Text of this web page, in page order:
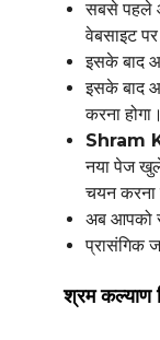
सबसे पहले
वेबसाइट पर
इसके बाद
इसके बाद
करना होगा।
Shram
नया पेज
चयन करना
अब आपको
प्रासंगिक
श्रम कल्याण